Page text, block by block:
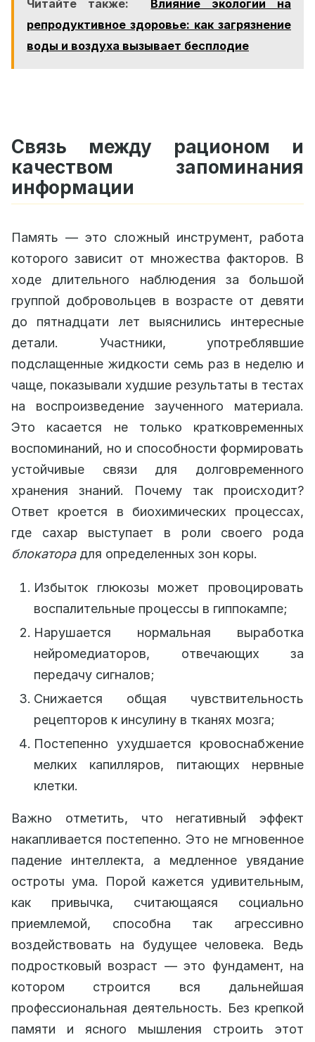
Читайте также:
Влияние экологии на
репродуктивное здоровье: как загрязнение
воды и воздуха вызывает бесплодие
Связь между рационом и
качеством запоминания
информации
Память — это сложный инструмент, работа
которого зависит от множества факторов. В
ходе длительного наблюдения за большой
группой добровольцев в возрасте от девяти
до пятнадцати лет выяснились интересные
детали. Участники, употреблявшие
подслащенные жидкости семь раз в неделю и
чаще, показывали худшие результаты в тестах
на воспроизведение заученного материала.
Это касается не только кратковременных
воспоминаний, но и способности формировать
устойчивые связи для долговременного
хранения знаний. Почему так происходит?
Ответ кроется в биохимических процессах,
где сахар выступает в роли своего рода
блокаторадля определенных зон коры.
Избыток глюкозы может провоцировать
воспалительные процессы в гиппокампе;
Нарушается нормальная выработка
нейромедиаторов, отвечающих за
передачу сигналов;
Снижается общая чувствительность
рецепторов к инсулину в тканях мозга;
Постепенно ухудшается кровоснабжение
мелких капилляров, питающих нервные
клетки.
Важно отметить, что негативный эффект
накапливается постепенно. Это не мгновенное
падение интеллекта, а медленное увядание
остроты ума. Порой кажется удивительным,
как привычка, считающаяся социально
приемлемой, способна так агрессивно
воздействовать на будущее человека. Ведь
подростковый возраст — это фундамент, на
котором строится вся дальнейшая
профессиональная деятельность. Без крепкой
памяти и ясного мышления строить этот